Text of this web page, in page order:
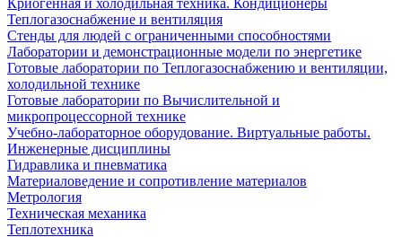
Криогенная и холодильная техника. Кондиционеры
Теплогазоснабжение и вентиляция
Стенды для людей с ограниченными способностями
Лаборатории и демонстрационные модели по энергетике
Готовые лаборатории по Теплогазоснабжению и вентиляции,
холодильной технике
Готовые лаборатории по Вычислительной и
микропроцессорной технике
Учебно-лабораторное оборудование. Виртуальные работы.
Инженерные дисциплины
Гидравлика и пневматика
Материаловедение и сопротивление материалов
Метрология
Техническая механика
Теплотехника